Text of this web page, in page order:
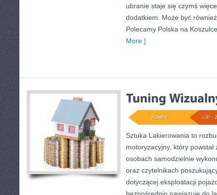
ubranie staje się czymś
dodatkiem. Może być
Polecamy Polska na
More ]
LIP -
ADMIN
Sztuka Lakierowania to
motoryzacyjny, który
osobach samodzielnie
oraz czytelnikach
dotyczącej eksploatacji